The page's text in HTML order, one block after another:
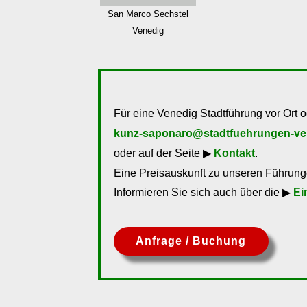
San Marco Sechstel
Venedig
Für eine Venedig Stadtführung vor Ort
kunz-saponaro@stadtfuehrungen-
oder auf der Seite ▶ Kontakt.
Eine Preisauskunft zu unseren
Informieren Sie sich auch über die ▶
Anfrage / Buchung